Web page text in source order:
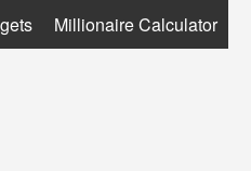
Millionaire Calculator